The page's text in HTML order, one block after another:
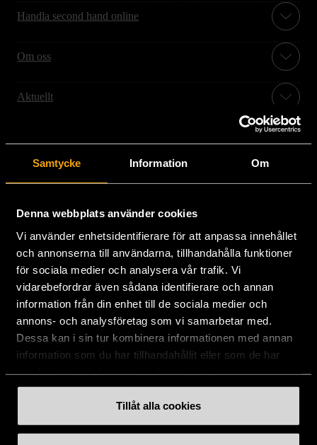
Samtycke Information Om
Denna webbplats använder cookies
Vi använder enhetsidentifierare för att anpassa innehållet
och annonserna till användarna, tillhandahålla funktioner
för sociala medier och analysera vår trafik. Vi
vidarebefordrar även sådana identifierare och annan
information från din enhet till de sociala medier och
annons- och analysföretag som vi samarbetar med.
Dessa kan i sin tur kombinera informationen med annan
information som du har tillhandahållit eller som de har
Tillåt alla cookies
Handla second hand online
Om oss
Aktuellt
Stockholms Stadsmission
Huvudkontor:
131 54 Nacka
08-684 230 00
info[at]stadsmissionen.se(info[at]stadsmissionen[dot]se)
Postadress:
Box 35
131 06 NACKA
Swishnummer:900 35 18